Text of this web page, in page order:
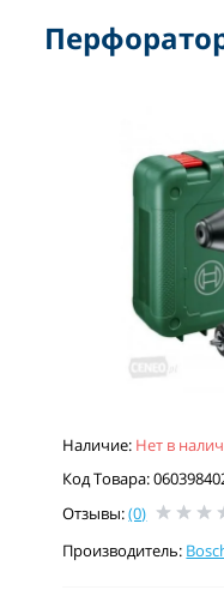
Наличие: Нет в
Код Товара:
Отзывы:(0)
Производитель: